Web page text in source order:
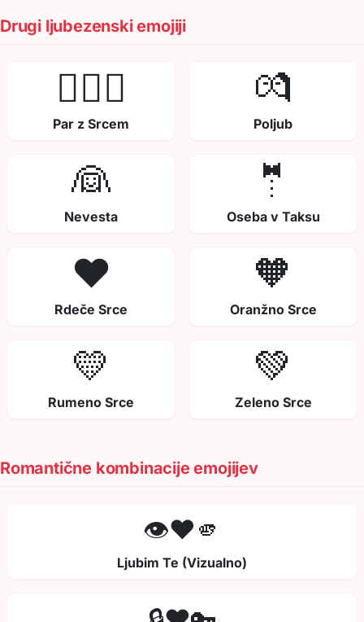
Drugi ljubezenski emojiji
👩‍❤️‍👨
Par z Srcem
💏
Poljub
👰
Nevesta
🤵
Oseba v Taksu
❤️
Rdeče Srce
🧡
Oranžno Srce
💛
Rumeno Srce
💚
Zeleno Srce
Romantične kombinacije emojijev
👁️❤️🫵
Ljubim Te (Vizualno)